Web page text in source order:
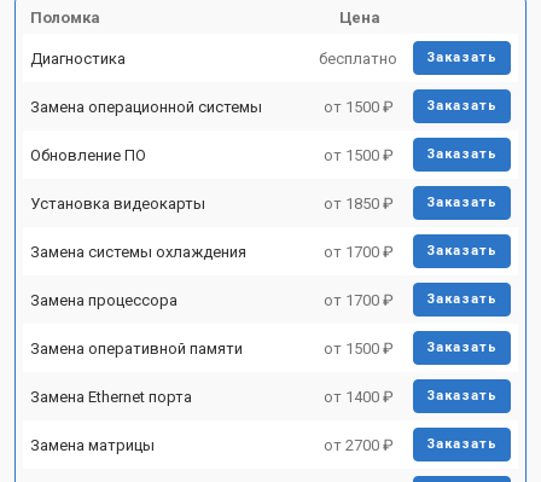
Поломка Цена
Диагностика бесплатно Заказать
Замена операционной системы от 1500 ₽ Заказать
Обновление ПО от 1500 ₽ Заказать
Установка видеокарты от 1850 ₽ Заказать
Замена системы охлаждения от 1700 ₽ Заказать
Замена процессора от 1700 ₽ Заказать
Замена оперативной памяти от 1500 ₽ Заказать
Замена Ethernet порта от 1400 ₽ Заказать
Замена матрицы от 2700 ₽ Заказать